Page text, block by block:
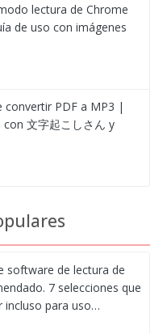
lectura de Chrome
de uso con imágenes
convertir PDF a MP3 |
文字起こしさん y
software de lectura de
7 selecciones que
incluso para uso…